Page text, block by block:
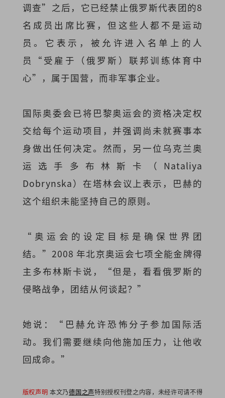
调查”之后，它已经禁止俄罗斯代表团的8
名成员出席比赛，但这些人都不是运动
员。它表示，被允许进入名单上的人
员“受雇于（俄罗斯）联邦训练体育中
心”，属于国营，而非军事企业。
国际奥委会已将巴黎奥运会的资格决定权
交给每个运动项目，并强调尚未就赛事本
身做出任何决定。然而，另一位乌克兰奥
运选手多布林斯卡（Nataliya
Dobrynska）在塔林会议上表示，巴赫的
这个组织未能坚持自己的原则。
“奥运会的设定目标是确保世界团
结。”2008 年北京奥运会七项全能金牌得
主多布林斯卡说，“但是，看看俄罗斯的
侵略战争，团结从何谈起？”
她说：“巴赫允许恐怖分子参加国际活
动。我们需要继续向他施加压力，让他收
回成命。”
版权声明 本文乃德国之声特别授权刊登之内容，未经许可请不得